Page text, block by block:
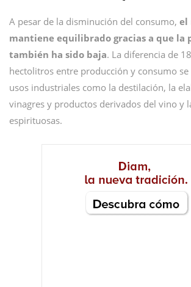
A pesar de la disminución del consumo, el
mantiene equilibrado gracias a que la
también ha sido baja. La diferencia de
hectolitros entre producción y consumo se
usos industriales como la destilación, la
vinagres y productos derivados del vino y
espirituosas.